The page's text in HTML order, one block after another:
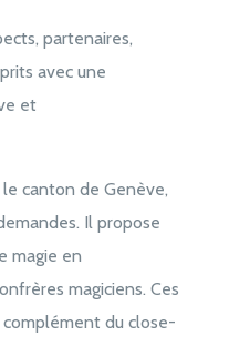
partenaires,
avec une
et
canton de Genève,
Il propose
magie en
magiciens. Ces
du close-